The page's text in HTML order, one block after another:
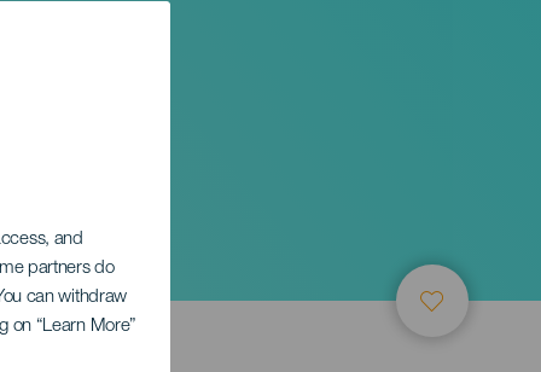
and
partners do
can withdraw
on “Learn More”